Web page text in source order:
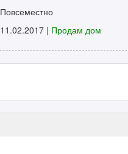
Повсеместно
11.02.2017 | Продам дом